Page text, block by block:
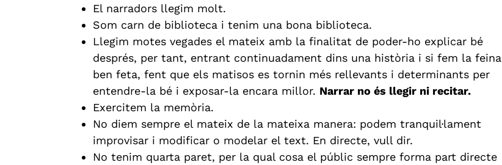
El narradors llegim molt.
Som carn de biblioteca i tenim una bona biblioteca.
Llegim motes vegades el mateix amb la finalitat de poder-ho explicar bé
després, per tant, entrant continuadament dins una història i si fem la feina
ben feta, fent que els matisos es tornin més rellevants i determinants per
entendre-la bé i exposar-la encara millor. Narrar no és llegir ni recitar.
Exercitem la memòria.
No diem sempre el mateix de la mateixa manera: podem tranquil·lament
improvisar i modificar o modelar el text. En directe, vull dir.
No tenim quarta paret, per la qual cosa el públic sempre forma part directe